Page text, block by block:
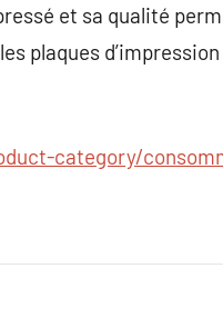
et sa qualité
plaques
category/